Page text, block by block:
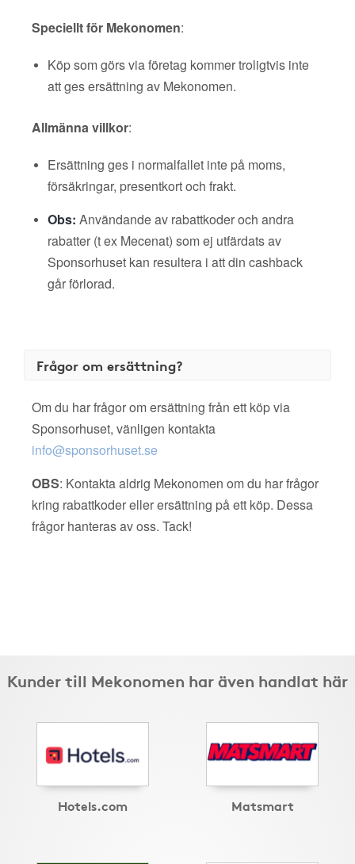
Speciellt för Mekonomen:
Köp som görs via företag kommer troligtvis inte
att ges ersättning av Mekonomen.
Allmänna villkor:
Ersättning ges i normalfallet inte på moms,
försäkringar, presentkort och frakt.
Obs: Användande av rabattkoder och andra
rabatter (t ex Mecenat) som ej utfärdats av
Sponsorhuset kan resultera i att din cashback
går förlorad.
Frågor om ersättning?
Om du har frågor om ersättning från ett köp via
Sponsorhuset, vänligen kontakta
info@sponsorhuset.se
OBS: Kontakta aldrig Mekonomen om du har frågor
kring rabattkoder eller ersättning på ett köp. Dessa
frågor hanteras av oss. Tack!
Kunder till Mekonomen har även handlat här
Hotels.com Matsmart